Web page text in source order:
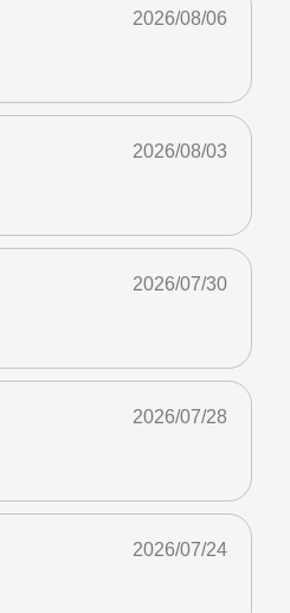
2026/08/06
2026/08/03
2026/07/30
2026/07/28
2026/07/24